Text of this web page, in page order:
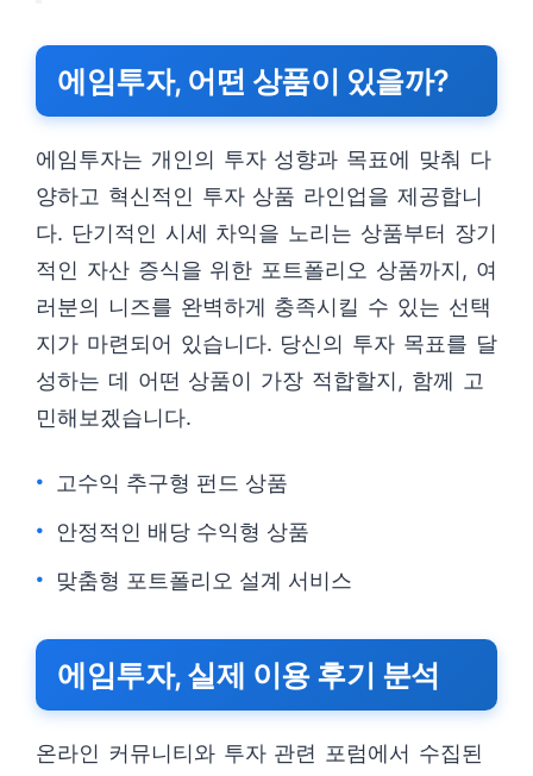
에임투자, 어떤 상품이 있을까?
에임투자는 개인의 투자 성향과 목표에 맞춰 다
양하고 혁신적인 투자 상품 라인업을 제공합니
다. 단기적인 시세 차익을 노리는 상품부터 장기
적인 자산 증식을 위한 포트폴리오 상품까지, 여
러분의 니즈를 완벽하게 충족시킬 수 있는 선택
지가 마련되어 있습니다. 당신의 투자 목표를 달
성하는 데 어떤 상품이 가장 적합할지, 함께 고
민해보겠습니다.
고수익 추구형 펀드 상품
안정적인 배당 수익형 상품
맞춤형 포트폴리오 설계 서비스
에임투자, 실제 이용 후기 분석
온라인 커뮤니티와 투자 관련 포럼에서 수집된